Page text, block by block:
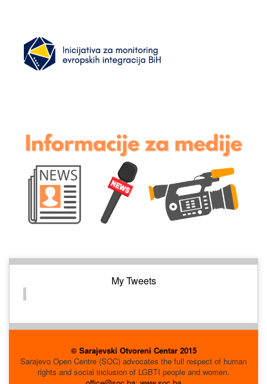
My Tweets
© Sarajevski Otvoreni Centar 2015
Sarajevo Open Centre (SOC) advocates the full respect of human
rights and social inclusion of LGBTI people and women.